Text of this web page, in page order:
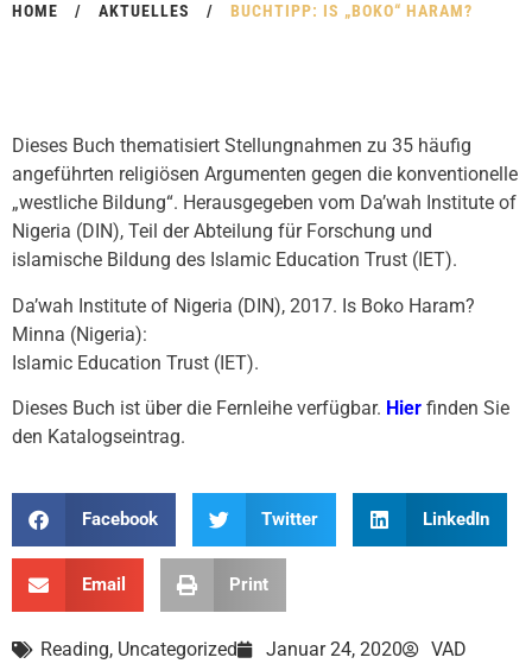
HOME / AKTUELLES / BUCHTIPP: IS „BOKO“ HARAM?
Dieses Buch thematisiert Stellungnahmen zu 35 häufig
angeführten religiösen Argumenten gegen die konventionelle
„westliche Bildung“. Herausgegeben vom Da’wah Institute of
Nigeria (DIN), Teil der Abteilung für Forschung und
islamische Bildung des Islamic Education Trust (IET).
Da’wah Institute of Nigeria (DIN), 2017. Is Boko Haram?
Minna (Nigeria):
Islamic Education Trust (IET).
Dieses Buch ist über die Fernleihe verfügbar. Hier finden Sie
den Katalogseintrag.
Facebook Twitter LinkedIn
Email Print
Reading, Uncategorized Januar 24, 2020 VAD